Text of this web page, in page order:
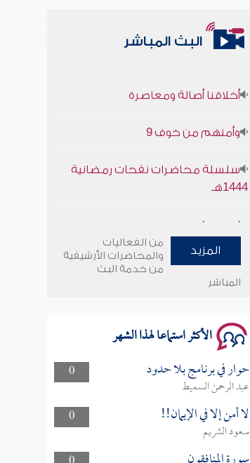
البث المباشر
1444هـ
وأمنهم من خوف 9
سلسلة محاضرات نفحات رمضانية
المزيد
من الفعاليات
والمحاضرات الأرشيفية
من خدمة البث
المباشر
الأكثر استماعا لهذا الشهر
0 حوار في برنامج بلا حدود
عبد الرحمن السميط
0
لا أمن إلا في الإيمان!!
سعود الشريم